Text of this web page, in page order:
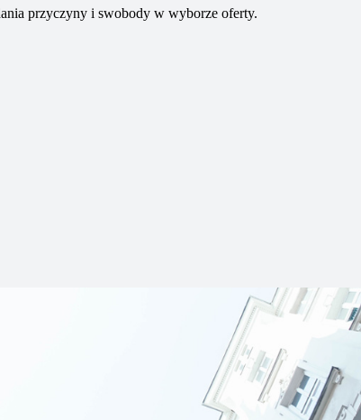
przyczyny i swobody w wyborze oferty.